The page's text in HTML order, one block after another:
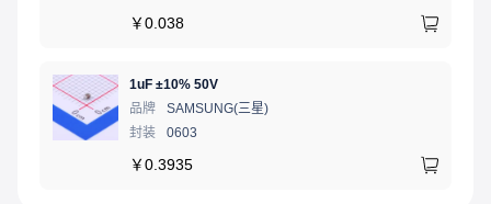
￥0.038
1uF ±10% 50V
品牌
SAMSUNG(三星)
封装
0603
￥0.3935